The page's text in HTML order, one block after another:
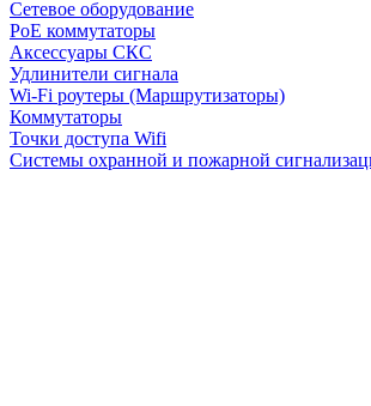
Сетевое оборудование
PoE коммутаторы
Аксессуары СКС
Удлинители сигнала
Wi-Fi роутеры (Маршрутизаторы)
Коммутаторы
Точки доступа Wifi
Системы охранной и пожарной